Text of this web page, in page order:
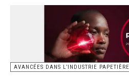
AVANCÉES DANS L’INDUSTRIE PAPETIÈRE